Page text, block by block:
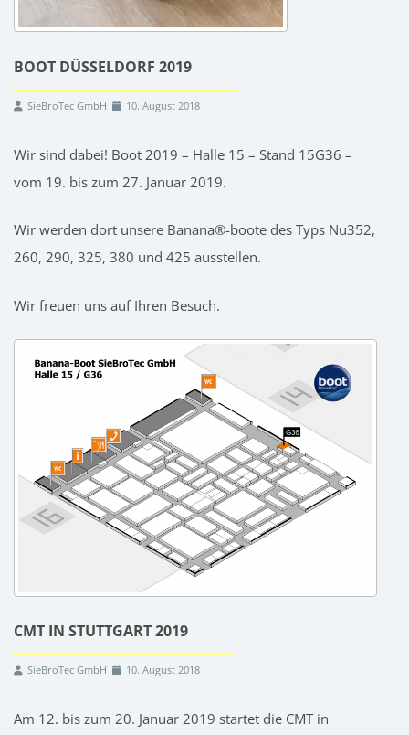
BOOT DÜSSELDORF 2019
SieBroTec GmbH 10. August 2018
Wir sind dabei! Boot 2019 – Halle 15 – Stand 15G36 –
vom 19. bis zum 27. Januar 2019.
Wir werden dort unsere Banana®-boote des Typs Nu352,
260, 290, 325, 380 und 425 ausstellen.
Wir freuen uns auf Ihren Besuch.
CMT IN STUTTGART 2019
SieBroTec GmbH 10. August 2018
Am 12. bis zum 20. Januar 2019 startet die CMT in